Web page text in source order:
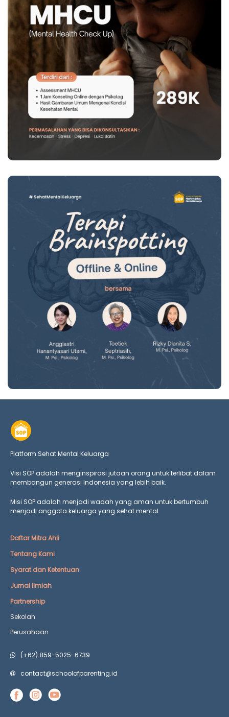
Platform Sehat Mental Keluarga
Visi SOP adalah menginspirasi jutaan orang untuk terlibat dalam
membangun generasi Indonesia yang lebih baik.
Misi SOP adalah menjadi wadah yang aman untuk bertumbuh
menjadi anggota keluarga yang sehat mental.
Daftar Mitra Ahli
Tentang Kami
Syarat dan Ketentuan
Jurnal Ilmiah
Partnership
Sekolah
Perusahaan
(+62) 859-5025-6739
contact@schoolofparenting.id